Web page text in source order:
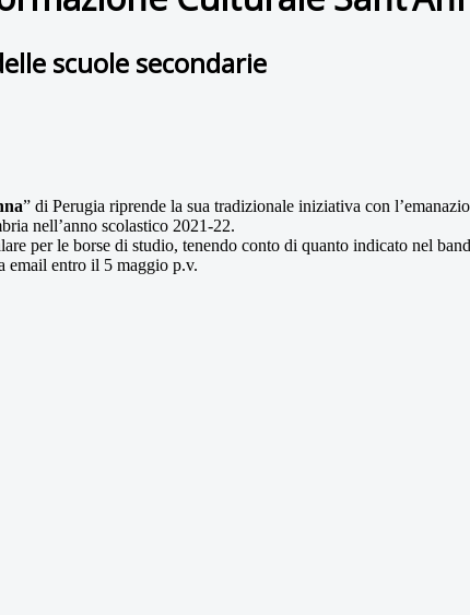
scuole secondarie
” di Perugia riprende la sua tradizionale iniziativa con
nell’anno scolastico 2021-22.
per le borse di studio, tenendo conto di quanto indicato nel
email entro il 5 maggio p.v.